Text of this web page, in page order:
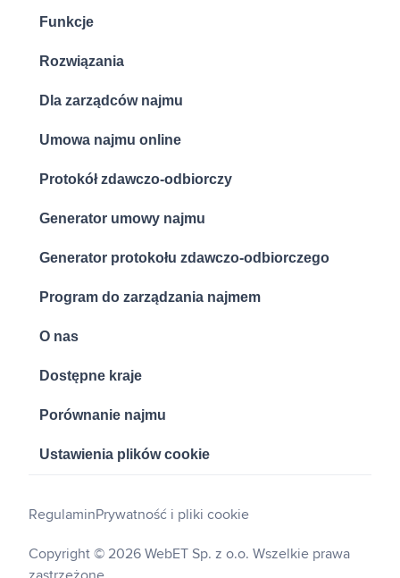
Funkcje
Rozwiązania
Dla zarządców najmu
Umowa najmu online
Protokół zdawczo-odbiorczy
Generator umowy najmu
Generator protokołu zdawczo-odbiorczego
Program do zarządzania najmem
O nas
Dostępne kraje
Porównanie najmu
Ustawienia plików cookie
Copyright © 2026 WebET Sp. z o.o. Wszelkie prawa
RegulaminPrywatność i pliki cookie